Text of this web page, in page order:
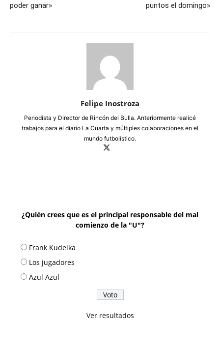
poder ganar»
puntos el domingo»
Felipe Inostroza
Periodista y Director de Rincón del Bulla. Anteriormente realicé
trabajos para el diario La Cuarta y múltiples colaboraciones en el
mundo futbolístico.
¿Quién crees que es el principal responsable del mal
comienzo de la "U"?
Frank Kudelka
Los jugadores
Azul Azul
Ver resultados